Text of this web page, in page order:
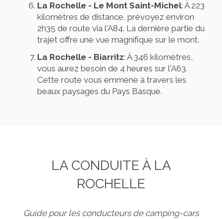
La Rochelle - Le Mont Saint-Michel: À 223
kilomètres de distance, prévoyez environ
2h35 de route via l'A84. La dernière partie du
trajet offre une vue magnifique sur le mont.
La Rochelle - Biarritz: À 346 kilomètres,
vous aurez besoin de 4 heures sur l'A63.
Cette route vous emmène à travers les
beaux paysages du Pays Basque.
LA CONDUITE À LA
ROCHELLE
Guide pour les conducteurs de camping-cars